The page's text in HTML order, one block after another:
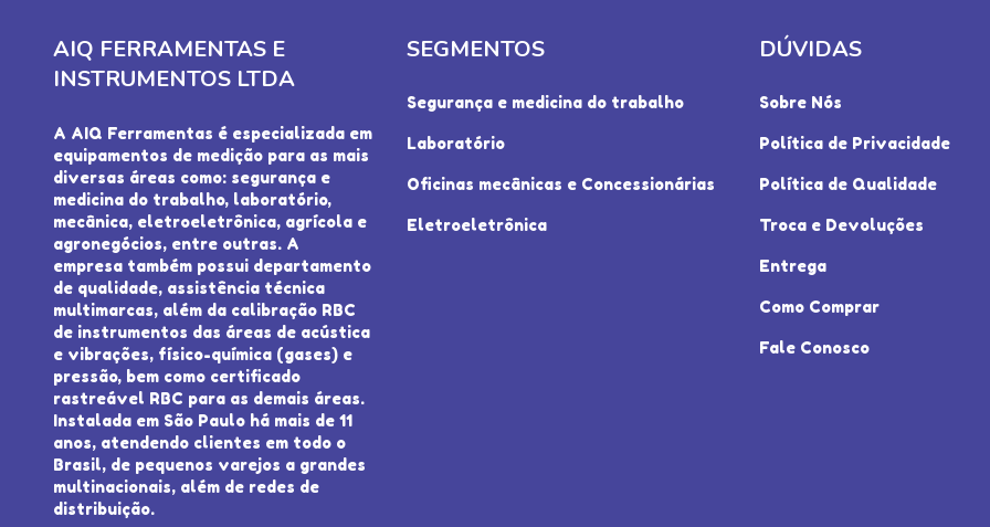
AIQ FERRAMENTAS E
INSTRUMENTOS LTDA
A AIQ Ferramentas é especializada em
equipamentos de medição para as mais
diversas áreas como: segurança e
medicina do trabalho, laboratório,
mecânica, eletroeletrônica, agrícola e
agronegócios, entre outras. A
empresa também possui departamento
de qualidade, assistência técnica
multimarcas, além da calibração RBC
de instrumentos das áreas de acústica
e vibrações, físico-química (gases) e
pressão, bem como certificado
rastreável RBC para as demais áreas.
Instalada em São Paulo há mais de 11
anos, atendendo clientes em todo o
Brasil, de pequenos varejos a grandes
multinacionais, além de redes de
distribuição.
SEGMENTOS
Segurança e medicina do trabalho
Laboratório
Oficinas mecânicas e Concessionárias
Eletroeletrônica
DÚVIDAS
Sobre Nós
Política de Privacidade
Política de Qualidade
Troca e Devoluções
Entrega
Como Comprar
Fale Conosco